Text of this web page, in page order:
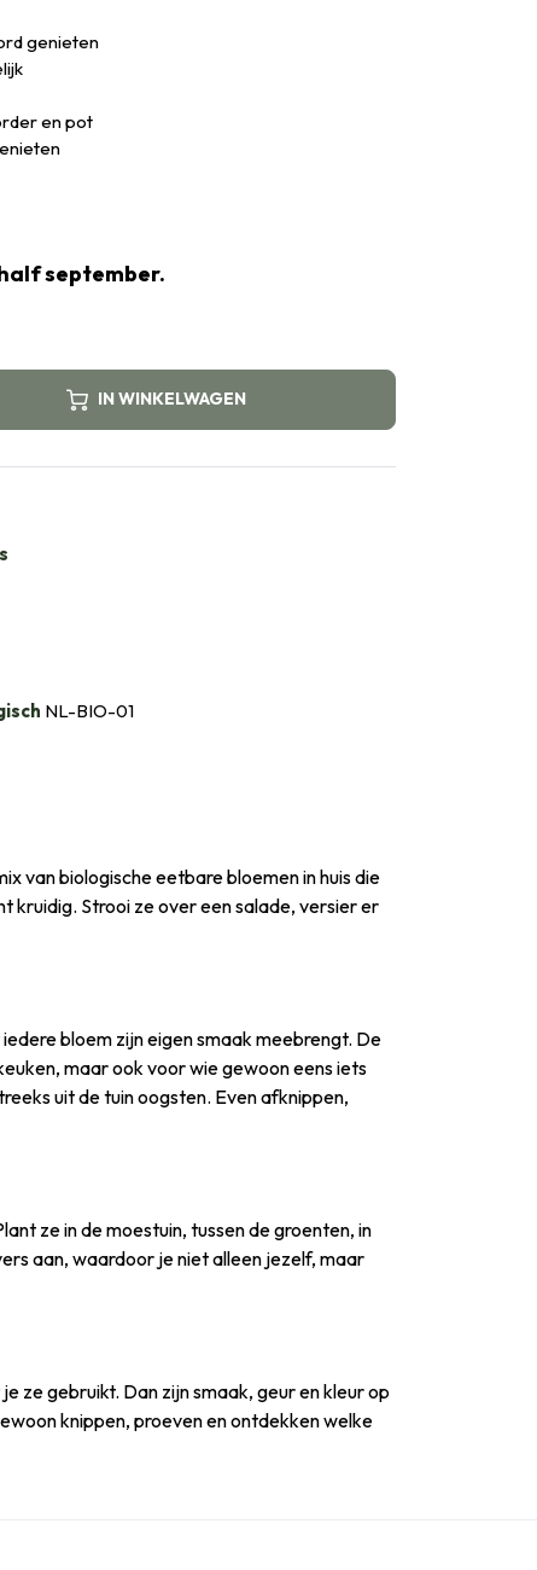
genieten
en pot
september.
IN WINKELWAGEN
NL-BIO-01
van biologische eetbare bloemen in huis die
kruidig. Strooi ze over een salade, versier er
bloem zijn eigen smaak meebrengt. De
maar ook voor wie gewoon eens iets
uit de tuin oogsten. Even afknippen,
ze in de moestuin, tussen de groenten, in
aan, waardoor je niet alleen jezelf, maar
ze gebruikt. Dan zijn smaak, geur en kleur op
knippen, proeven en ontdekken welke